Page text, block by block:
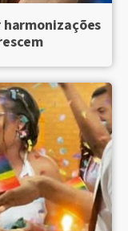
harmonizações